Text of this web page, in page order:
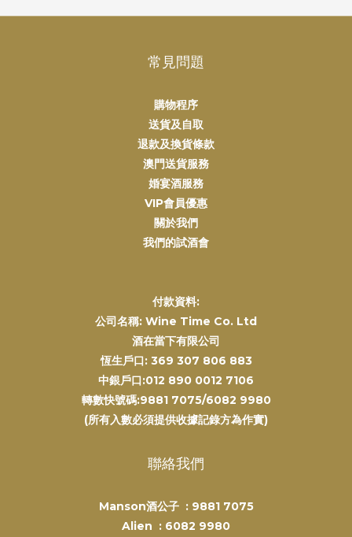
常見問題
購物程序
送貨及自取
退款及換貨條款
澳門送貨服務
婚宴酒服務
VIP會員優惠
關於我們
我們的試酒會
付款資料:
公司名稱: Wine Time Co. Ltd
酒在當下有限公司
恆生戶口: 369 307 806 883
中銀戶口:012 890 0012 7106
轉數快號碼:9881 7075/6082 9980
(所有入數必須提供收據記錄方為作實)
聯絡我們
Manson酒公子 : 9881 7075
Alien : 6082 9980